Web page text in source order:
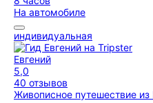
На автомобиле
индивидуальная
Евгений
5,0
40 отзывов
Живописное путешествие